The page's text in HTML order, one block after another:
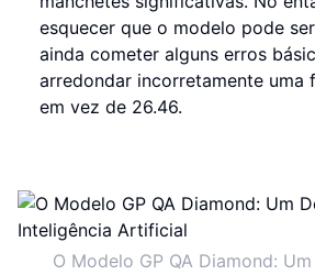
esquecer que o modelo pode
ainda cometer alguns erros
arredondar incorretamente uma
em vez de 26.46.
O Modelo GP QA Diamond: